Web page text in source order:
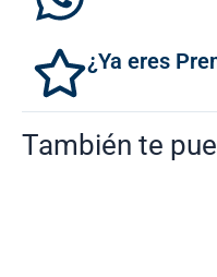
¿Ya eres
También te